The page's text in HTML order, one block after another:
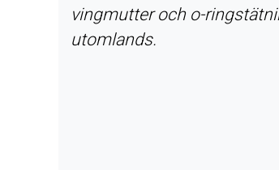
vingmutter och o-
utomlands.